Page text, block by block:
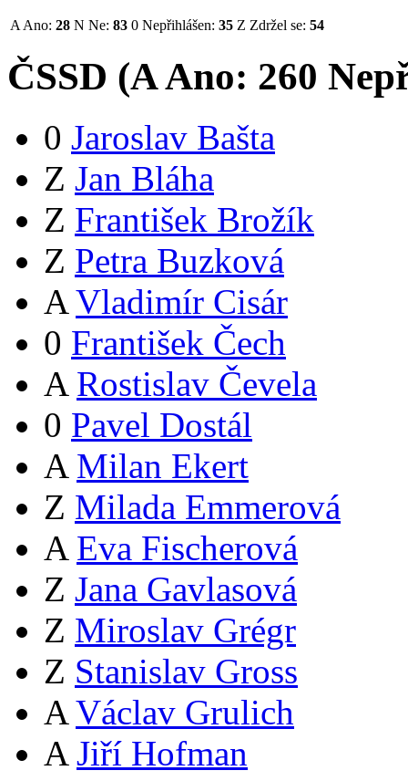
A Ano: 28 N Ne: 83 0 Nepřihlášen: 35 Z Zdržel se: 54
ČSSD (AAno: 260
0 Jaroslav Bašta
Z Jan Bláha
Z František Brožík
Z Petra Buzková
A Vladimír Cisár
0 František Čech
A Rostislav Čevela
0 Pavel Dostál
A Milan Ekert
Z Milada Emmerová
A Eva Fischerová
Z Jana Gavlasová
Z Miroslav Grégr
Z Stanislav Gross
A Václav Grulich
A Jiří Hofman